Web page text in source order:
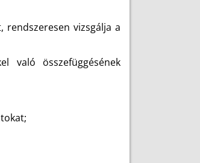
rendszeresen vizsgálja a
való összefüggésének